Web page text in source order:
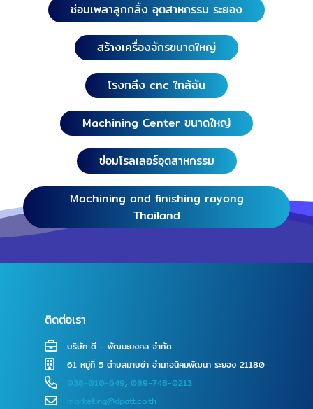
ซ่อมเพลาลูกกลิ้ง อุตสาหกรรม ระยอง
สร้างเครื่องจักรขนาดใหญ่
โรงกลึง cnc ใกล้ฉัน
Machining Center ขนาดใหญ่
ซ่อมโรลเลอร์อุตสาหกรรม
Machining and finishing rayong
Thailand
ติดต่อเรา
บริษัท ดี - พัฒนะมงคล จำกัด
61 หมู่ที่ 5 ตำบลมาบข่า อำเภอนิคมพัฒนา ระยอง 21180
038-010-649, 089-748-0213
marketing@dpatt.co.th